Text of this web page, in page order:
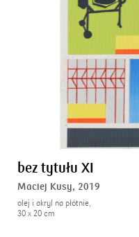
bez tytułu XI
Maciej Kusy, 2019
olej i akryl na płótnie,
30 x 20 cm